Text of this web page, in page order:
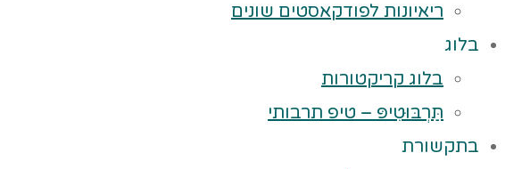
ריאיונות לפודקאסטים שונים
בלוג
בלוג קריקטורות
תַּרְבּוּטִיפּ – טיפ תרבותי
בתקשורת